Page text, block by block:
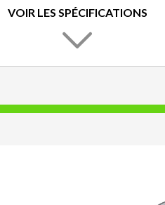
VOIR LES SPÉCIFICATIONS